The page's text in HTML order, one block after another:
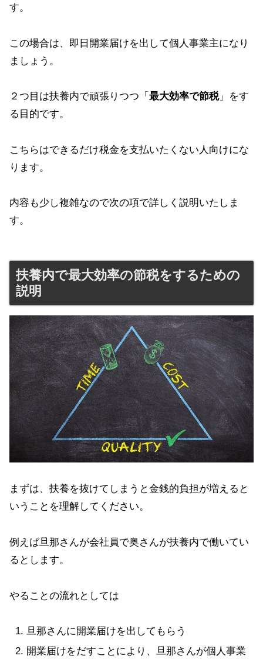
す。
この場合は、即日開業届けを出して個人事業主になり
ましょう。
２つ目は扶養内で頑張りつつ「 最大効率で節税」をす
る目的です。
こちらはできるだけ税金を支払いたくない人向けにな
ります。
内容も少し複雑なので次の項で詳しく説明いたしま
す。
扶養内で最大効率の節税をするための
説明
まずは、扶養を抜けてしまうと金銭的負担が増えると
いうことを理解してください。
例えば旦那さんが会社員で奥さんが扶養内で働いてい
るとします。
やることの流れとしては
旦那さんに開業届けを出してもらう
開業届けをだすことにより、旦那さんが個人事業